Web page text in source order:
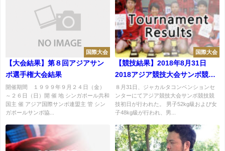
国際大会
【大会結果】第８回アジアサン
ボ選手権大会結果
開催期間 １９９９年９月２４日（金）
～２６日（日）開 催 地 シンガポール共和
国主 催 アジア国際サンボ連盟主 管 シン
ガポールサンボ協...
国際大会
【競技結果】2018年8月31日
2018アジア競技大会サンボ競技:
競技初日
８月31日、ジャカルタコンベンションセ
ンターにてアジア競技大会サンボ競技競
技初日が行われた。 男子52kg級および女
子48kg級が行われ、男...